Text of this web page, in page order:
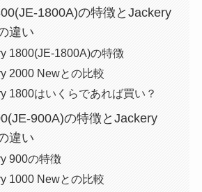
1800A)の特徴とJackery
違い
1800(JE-1800A)の特徴
2000 Newとの比較
1800はいくらであれば買い？
900A)の特徴とJackery
違い
900の特徴
1000 Newとの比較